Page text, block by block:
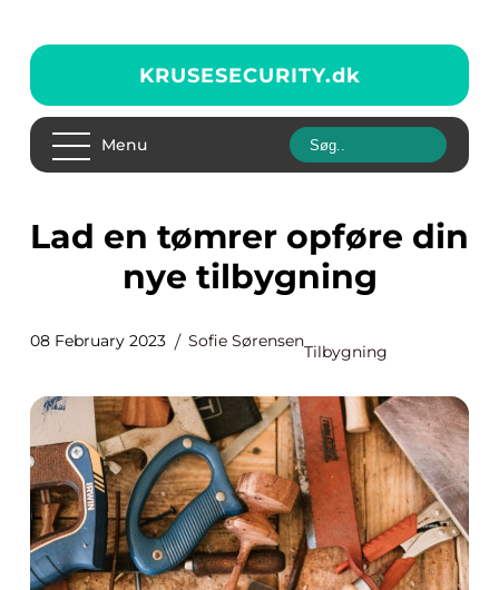
KRUSESECURITY.dk
Menu
Lad en tømrer opføre din
nye tilbygning
08 February 2023 Sofie Sørensen
Tilbygning